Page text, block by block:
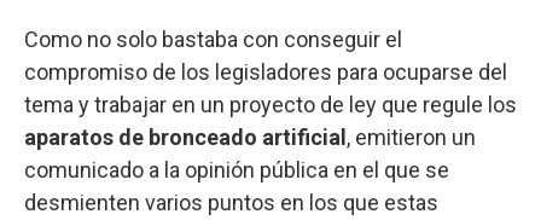
Como no solo bastaba con conseguir el
compromiso de los legisladores para ocuparse del
tema y trabajar en un proyecto de ley que regule los
aparatos de bronceado artificial , emitieron un
comunicado a la opinión pública en el que se
desmienten varios puntos en los que estas